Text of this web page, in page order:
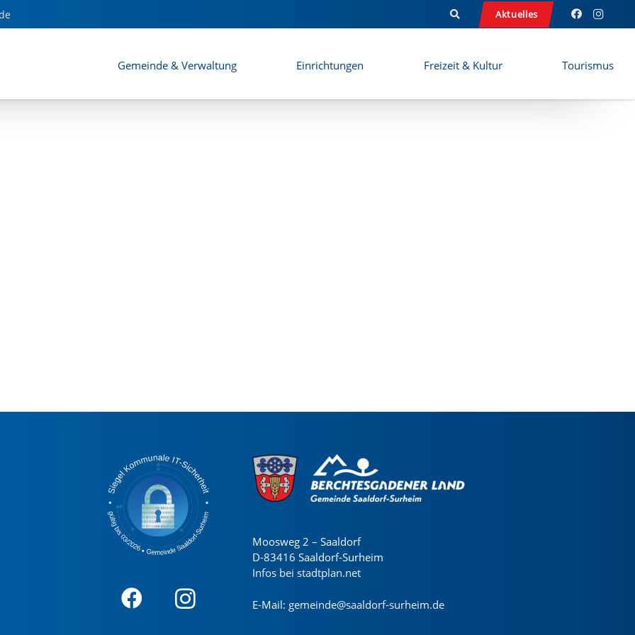
Aktuelles
Gemeinde & Verwaltung Einrichtungen Freizeit & Kultur Tourismus
Satzung
Moosweg 2 – Saaldorf
D-83416 Saaldorf-Surheim
Infos bei stadtplan.net
E-Mail: gemeinde@saaldorf-surheim.de